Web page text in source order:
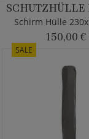
Schirm Hülle
150,00 €
SALE